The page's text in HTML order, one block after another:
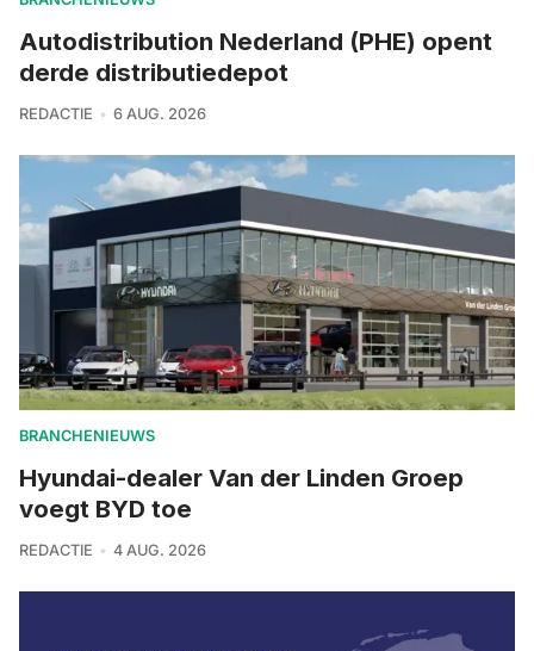
Autodistribution Nederland (PHE) opent
derde distributiedepot
REDACTIE 6 AUG. 2026
BRANCHENIEUWS
Hyundai-dealer Van der Linden Groep
voegt BYD toe
REDACTIE 4 AUG. 2026